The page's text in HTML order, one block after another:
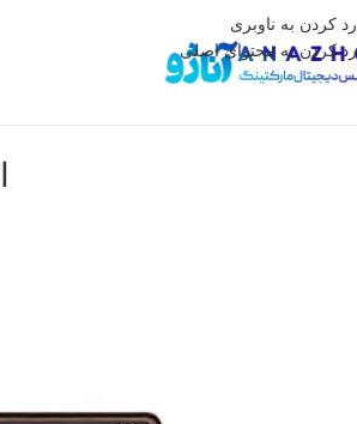
رد کردن به ناوبری
رد کردن به محتوای اصلی